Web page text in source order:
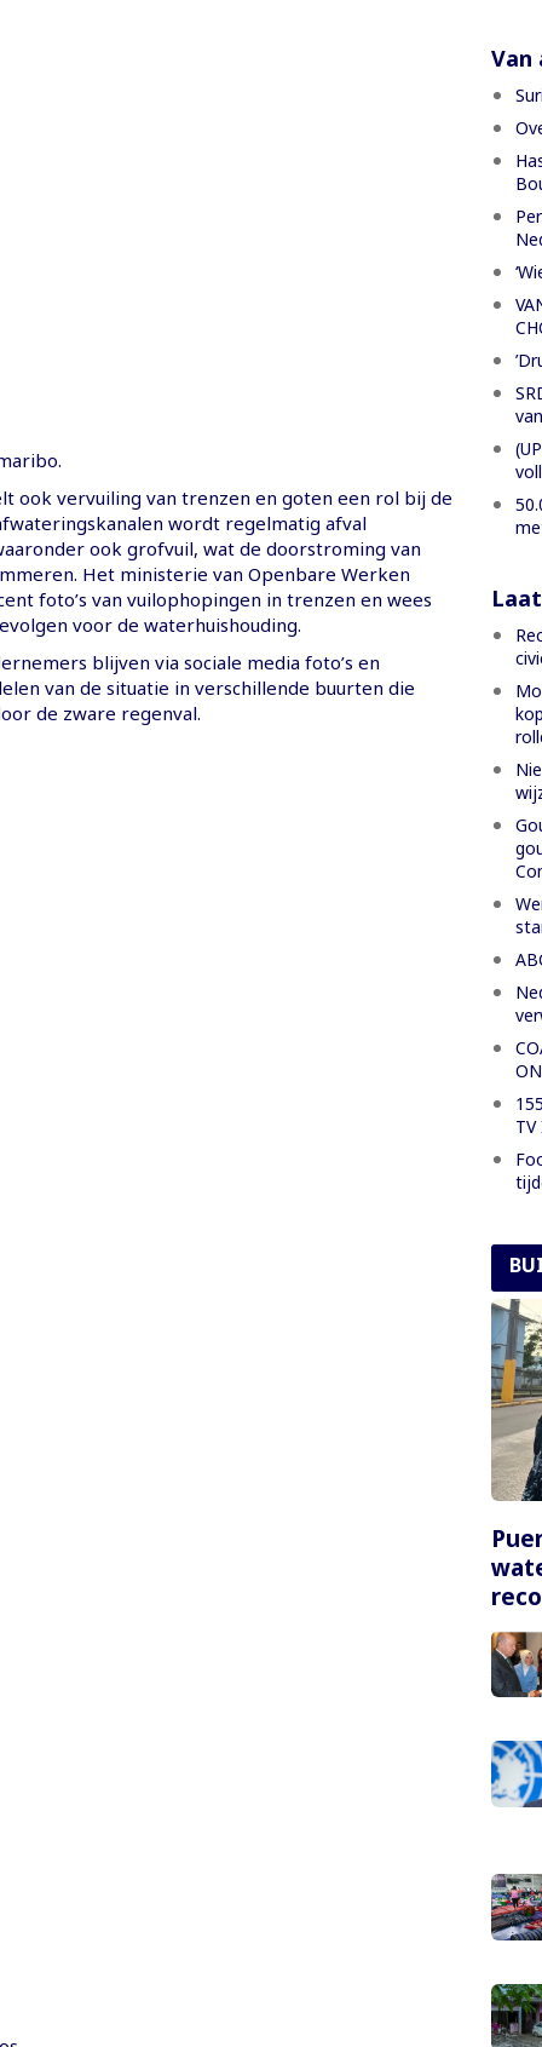
ook vervuiling van trenzen en goten een rol bij de
wordt regelmatig afval
ook grofvuil, wat de doorstroming van
Het ministerie van Openbare Werken
foto’s van vuilophopingen in trenzen en wees
voor de waterhuishouding.
blijven via sociale media foto’s en
van de situatie in verschillende buurten die
de zware regenval.
Van
TV